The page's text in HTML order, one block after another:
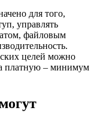
для того,
управлять
файловым
целей можно
платную – минимум